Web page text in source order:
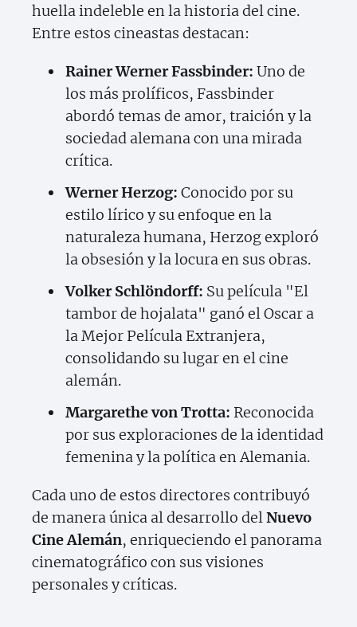
huella indeleble en la historia del cine.
Entre estos cineastas destacan:
Rainer Werner Fassbinder: Uno de
los más prolíficos, Fassbinder
abordó temas de amor, traición y la
sociedad alemana con una mirada
crítica.
Werner Herzog: Conocido por su
estilo lírico y su enfoque en la
naturaleza humana, Herzog exploró
la obsesión y la locura en sus obras.
Volker Schlöndorff: Su película "El
tambor de hojalata" ganó el Oscar a
la Mejor Película Extranjera,
consolidando su lugar en el cine
alemán.
Margarethe von Trotta: Reconocida
por sus exploraciones de la identidad
femenina y la política en Alemania.
Cada uno de estos directores contribuyó
de manera única al desarrollo delNuevo
Cine Alemán, enriqueciendo el panorama
cinematográfico con sus visiones
personales y críticas.